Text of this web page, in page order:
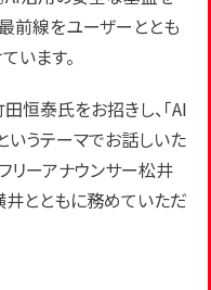
前線をユーザーととも
います。
泰氏をお招きし、「AI
うテーマでお話しいた
リーアナウンサー松井
とともに務めていただ